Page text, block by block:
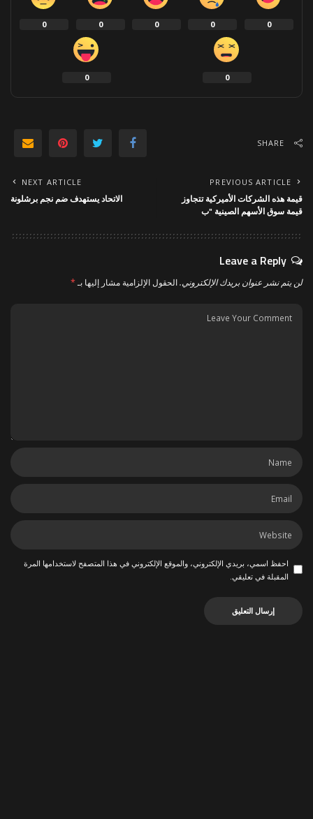
0
0
0
0
0
0
0
SHARE
PREVIOUS ARTICLE
قيمة هذه الشركات الأميركية تتجاوز
قيمة سوق الأسهم الصينية "ب
NEXT ARTICLE
الاتحاد يستهدف ضم نجم برشلونة
Leave a Reply
لن يتم نشر عنوان بريدك الإلكتروني.الحقول الإلزامية مشار إليها بـ*
احفظ اسمي، بريدي الإلكتروني، والموقع الإلكتروني في هذا المتصفح لاستخدامها المرة
المقبلة في تعليقي.